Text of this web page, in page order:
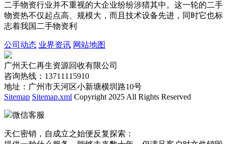
二手物资行业并不重视的大企业纷纷涉猎其中。这一轮的二手
物资热不仅起点高、规模大，而且技术设备先进，同时它也标
志着我国二手物资利
公司动态 业界资讯 网站地图
广州天仁再生资源回收有限公司
咨询热线：13711115910
地址：广州市天河区小新塘横圳路10号
Sitemap Sitemap.xml Copyright 2025 All Rights Reserved
微信客服
天仁密销，自成立之始便反复探索：